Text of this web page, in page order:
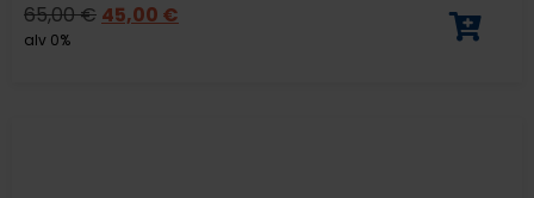
65,00€ 45,00 €
alv 0%